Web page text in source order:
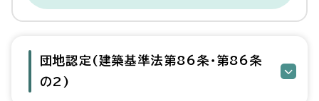
団地認定(建築基準法第86条・第86条
の2)